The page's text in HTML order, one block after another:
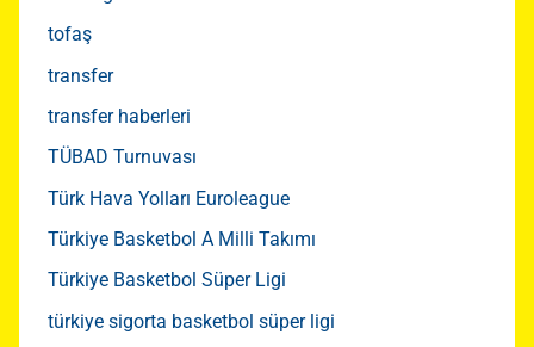
tofaş
transfer
transfer haberleri
TÜBAD Turnuvası
Türk Hava Yolları Euroleague
Türkiye Basketbol A Milli Takımı
Türkiye Basketbol Süper Ligi
türkiye sigorta basketbol süper ligi